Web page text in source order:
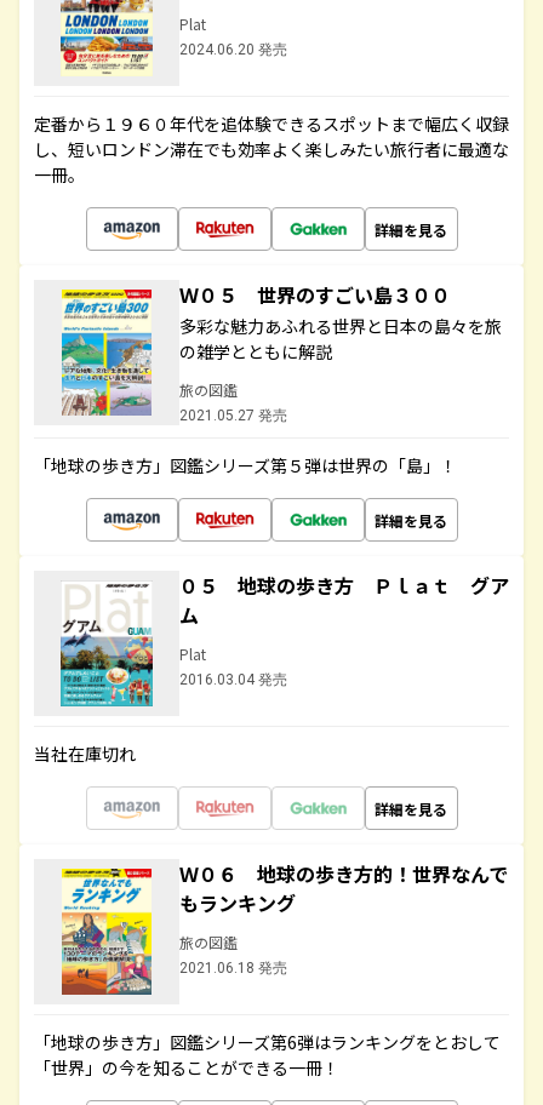
Plat
2024.06.20 発売
定番から１９６０年代を追体験できるスポットまで幅広く収録
し、短いロンドン滞在でも効率よく楽しみたい旅行者に最適な
一冊。
詳細を見る
Ｗ０５ 世界のすごい島３００
多彩な魅力あふれる世界と日本の島々を旅
の雑学とともに解説
旅の図鑑
2021.05.27 発売
「地球の歩き方」図鑑シリーズ第５弾は世界の「島」！
詳細を見る
０５ 地球の歩き方 Ｐｌａｔ グア
ム
Plat
2016.03.04 発売
当社在庫切れ
詳細を見る
Ｗ０６ 地球の歩き方的！世界なんで
もランキング
旅の図鑑
2021.06.18 発売
「地球の歩き方」図鑑シリーズ第6弾はランキングをとおして
「世界」の今を知ることができる一冊！